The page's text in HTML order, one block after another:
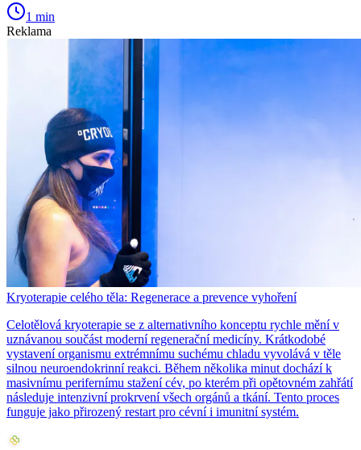
1 min
Reklama
Kryoterapie celého těla: Regenerace a prevence vyhoření
Celotělová kryoterapie se z alternativního konceptu rychle mění v
uznávanou součást moderní regenerační medicíny. Krátkodobé
vystavení organismu extrémnímu suchému chladu vyvolává v těle
silnou neuroendokrinní reakci. Během několika minut dochází k
masivnímu perifernímu stažení cév, po kterém při opětovném zahřátí
následuje intenzivní prokrvení všech orgánů a tkání. Tento proces
funguje jako přirozený restart pro cévní i imunitní systém.